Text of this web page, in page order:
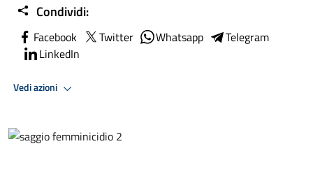
Condividi:
Facebook Twitter Whatsapp
Telegram
LinkedIn
Vedi azioni